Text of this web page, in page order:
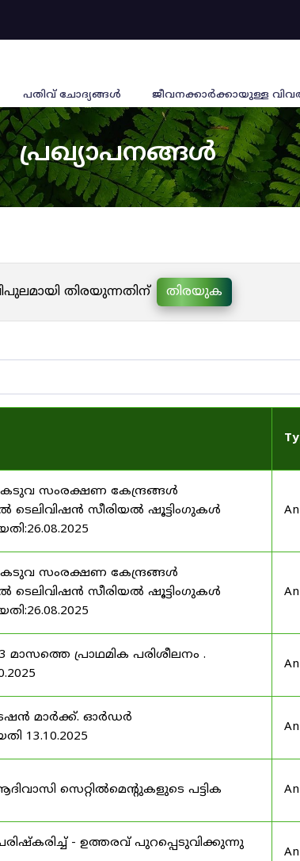
പതിവ് ചോദ്യങ്ങൾ ജീവനക്കാര്‍ക്കായുള്ള
പ്രഖ്യാപനങ്ങൾ
തിരയുന്നതിന് തിരയുക
കടുവ സംരക്ഷണ കേന്ദ്രങ്ങൾ
ടെലിവിഷൻ സീരിയൽ ഷൂട്ടിംഗുകൾ
കടുവ സംരക്ഷണ കേന്ദ്രങ്ങൾ
ടെലിവിഷൻ സീരിയൽ ഷൂട്ടിംഗുകൾ
മാസത്തെ പ്രാഥമിക പരിശീലനം .
മാർക്ക്. ഓർഡർ
13.10.2025
സെറ്റിൽമെന്റുകളുടെ പട്ടിക
- ഉത്തരവ് പുറപ്പെടുവിക്കുന്നു